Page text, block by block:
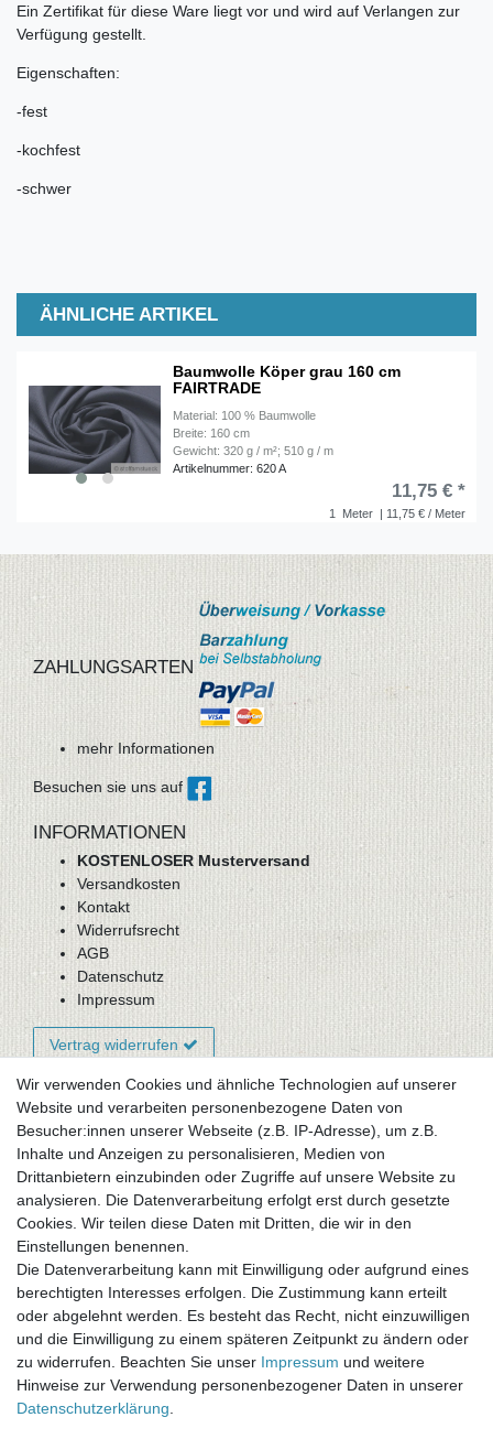
Ein Zertifikat für diese Ware liegt vor und wird auf Verlangen zur
Verfügung gestellt.
Eigenschaften:
-fest
-kochfest
-schwer
ÄHNLICHE ARTIKEL
Baumwolle Köper grau 160 cm
FAIRTRADE
Material: 100 % Baumwolle
Breite: 160 cm
Gewicht: 320 g / m²; 510 g / m
Artikelnummer: 620 A
1 Meter | 11,75 € / Meter
11,75 € *
ZAHLUNGSARTEN
mehr Informationen
Besuchen sie uns auf
INFORMATIONEN
KOSTENLOSER Musterversand
Versandkosten
Kontakt
Widerrufsrecht
AGB
Datenschutz
Impressum
Vertrag widerrufen
Newsletter-Anmeldung
FAQ / Fragen
Mein Warenkorb
Mein Merkzettel
Mein Konto
UNSER LADENGESCHÄFT
Gottlieb-Daimler-Str. 10
33334 Gütersloh
ÖFFNUNGSZEITEN
Montag - Dienstag: 8.00 - 18.00 Uhr, Mittwoch Ruhetag,
Donnerstag: 8.00 - 18.00 Uhr, Freitag 8.00 - 14.00 Uhr
Wir verwenden Cookies und ähnliche Technologien auf unserer
Website und verarbeiten personenbezogene Daten von
Besucher:innen unserer Webseite (z.B. IP-Adresse), um z.B.
Inhalte und Anzeigen zu personalisieren, Medien von
Drittanbietern einzubinden oder Zugriffe auf unsere Website zu
analysieren. Die Datenverarbeitung erfolgt erst durch gesetzte
Cookies. Wir teilen diese Daten mit Dritten, die wir in den
Einstellungen benennen.
Die Datenverarbeitung kann mit Einwilligung oder aufgrund eines
berechtigten Interesses erfolgen. Die Zustimmung kann erteilt
oder abgelehnt werden. Es besteht das Recht, nicht einzuwilligen
und die Einwilligung zu einem späteren Zeitpunkt zu ändern oder
zu widerrufen. Beachten Sie unser Impressum und weitere
Hinweise zur Verwendung personenbezogener Daten in unserer
Daten­schutz­erklärung